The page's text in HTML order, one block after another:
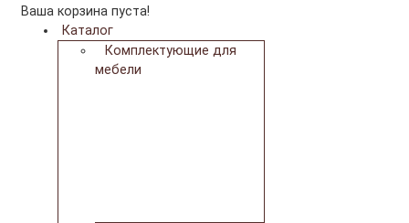
Ваша корзина пуста!
Каталог
Комплектующие для
мебели